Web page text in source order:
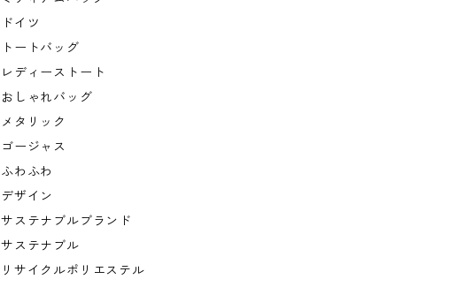
ドイツ
トートバッグ
レディーストート
おしゃれバッグ
メタリック
ゴージャス
ふわふわ
デザイン
サステナブルブランド
サステナブル
リサイクルポリエステル